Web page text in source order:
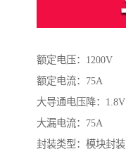
额定电压：1200V
额定电流：75A
大导通电压降：1.8V
大漏电流：75A
封装类型：模块封装